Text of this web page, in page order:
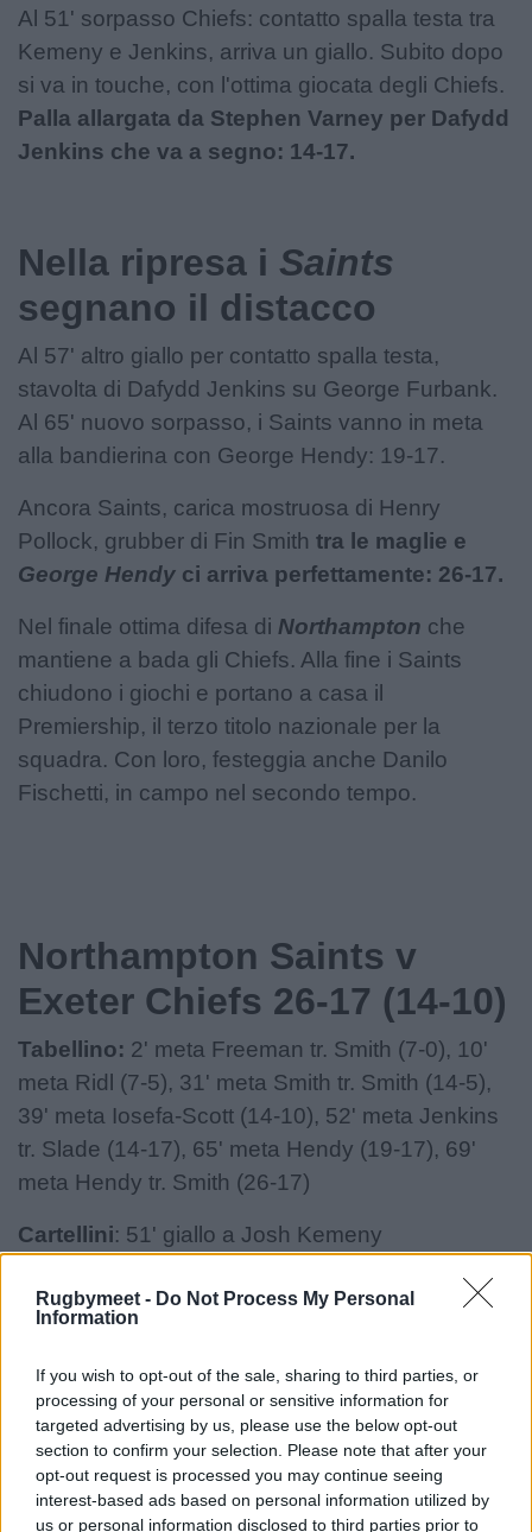
Rugbymeet - Do Not Process My Personal
Information
If you wish to opt-out of the sale, sharing to third parties, or
processing of your personal or sensitive information for
targeted advertising by us, please use the below opt-out
section to confirm your selection. Please note that after your
opt-out request is processed you may continue seeing
interest-based ads based on personal information utilized by
us or personal information disclosed to third parties prior to
Al 51' sorpasso Chiefs: contatto spalla testa tra
Kemeny e Jenkins, arriva un giallo. Subito dopo
si va in touche, con l'ottima giocata degli Chiefs.
Palla allargata da Stephen Varney per Dafydd
Jenkins che va a segno: 14-17.
Nella ripresa i Saints
segnano il distacco
Al 57' altro giallo per contatto spalla testa,
stavolta di Dafydd Jenkins su George Furbank.
Al 65' nuovo sorpasso, i Saints vanno in meta
alla bandierina con George Hendy: 19-17.
Ancora Saints, carica mostruosa di Henry
Pollock, grubber di Fin Smith tra le maglie e
George Hendy ci arriva perfettamente: 26-17.
Nel finale ottima difesa di Northampton che
mantiene a bada gli Chiefs. Alla fine i Saints
chiudono i giochi e portano a casa il
Premiership, il terzo titolo nazionale per la
squadra. Con loro, festeggia anche Danilo
Fischetti, in campo nel secondo tempo.
Northampton Saints v
Exeter Chiefs 26-17 (14-10)
Tabellino: 2' meta Freeman tr. Smith (7-0), 10'
meta Ridl (7-5), 31' meta Smith tr. Smith (14-5),
39' meta Iosefa-Scott (14-10), 52' meta Jenkins
tr. Slade (14-17), 65' meta Hendy (19-17), 69'
meta Hendy tr. Smith (26-17)
Cartellini: 51' giallo a Josh Kemeny
(Exeter)
14 Tommy Freeman, 13 Tom Litchfield, 12 Rory
Hutchinson, 11 George Hendy, 10 Fin Smith, 9
Archie McParland, 8 Henry Pollock, 7 Tom
Pearson, 6 Josh Kemeny, 5 Ed Prowse, 4 Alex
Coles, 3 Elliot Millar Mills, 2 Curtis Langdon, 1